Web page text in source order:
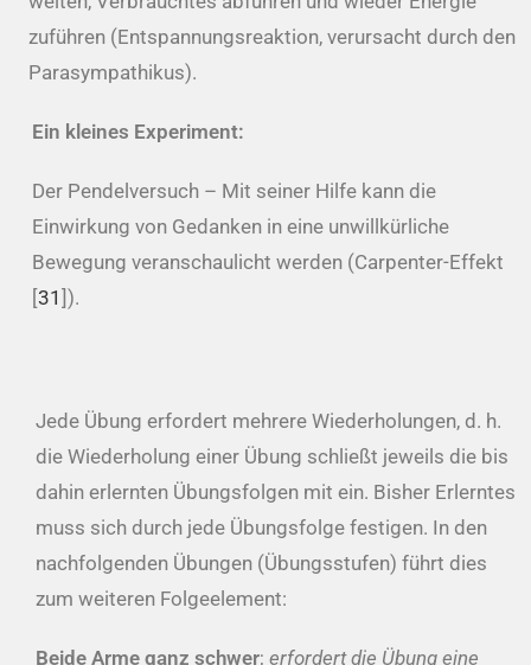
zuführen (Entspannungsreaktion, verursacht durch den
Parasympathikus).
Ein kleines Experiment:
Der Pendelversuch – Mit seiner Hilfe kann die
Einwirkung von Gedanken in eine unwillkürliche
Bewegung veranschaulicht werden (Carpenter-Effekt
[31 ]).
Jede Übung erfordert mehrere Wiederholungen, d. h.
die Wiederholung einer Übung schließt jeweils die bis
dahin erlernten Übungsfolgen mit ein. Bisher Erlerntes
muss sich durch jede Übungsfolge festigen. In den
nachfolgenden Übungen (Übungsstufen) führt dies
zum weiteren Folgeelement:
Beide Arme ganz schwer; erfordert die Übung eine